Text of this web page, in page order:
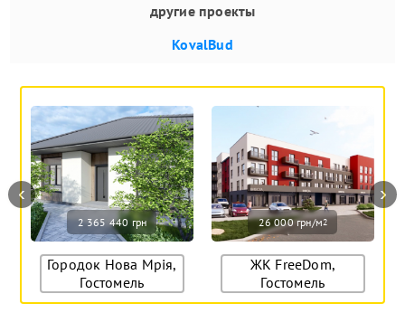
другие проекты
KovalBud
2 365 440 грн
Городок Нова Мрія,
Гостомель
26 000 грн/м2
ЖК FreeDom,
Гостомель
‹ ›